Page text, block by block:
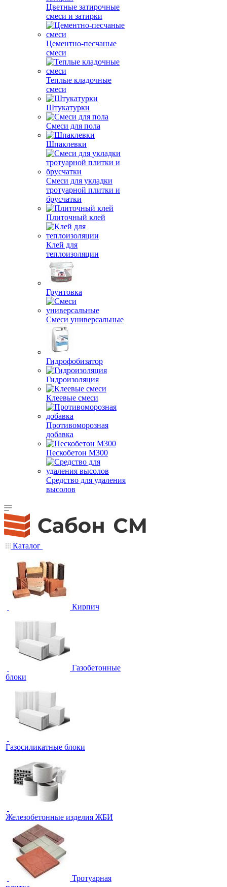
Цветные затирочные
смеси и затирки
Цементно-песчаные
смеси
Теплые кладочные
смеси
Штукатурки
Смеси для пола
Шпаклевки
Смеси для укладки
тротуарной плитки и
брусчатки
Плиточный клей
Клей для
теплоизоляции
Грунтовка
Смеси универсальные
Гидрофобизатор
Гидроизоляция
Клеевые смеси
Противоморозная
добавка
Пескобетон М300
Средство для удаления
высолов
Каталог
Кирпич
Газобетонные
блоки
Газосиликатные блоки
Железобетонные изделия ЖБИ
Тротуарная